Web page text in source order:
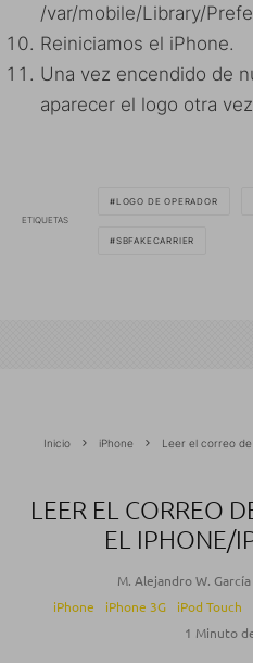
/var/mobile/Library/
Reiniciamos el iPhone.
Una vez encendido de
aparecer el logo otra
ETIQUETAS
LOGO DE OPERADOR
SBFAKECARRIER
Inicio iPhone Leer el correo
LEER EL CORREO
EL IPHONE/
M. Alejandro W.
iPhone
iPhone 3G iPod Touch
1 Minuto